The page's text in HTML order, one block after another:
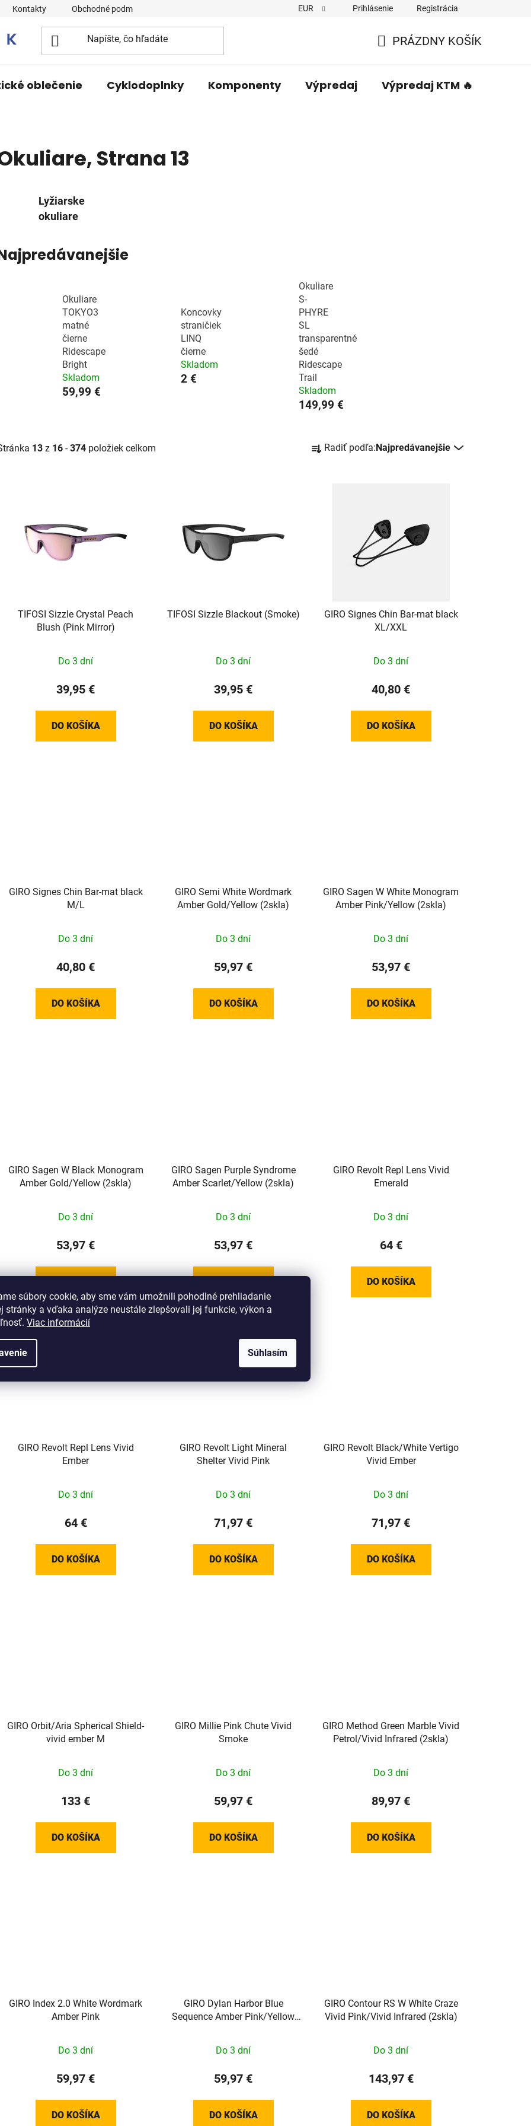
súbory cookie, aby sme vám umožnili pohodlné prehliadanie
stránky a vďaka analýze neustále zlepšovali jej funkcie, výkon a
Viac informácií
Súhlasím
Kontakty Obchodné podmienky EUR Prihlásenie Registrácia
KOŠÍK
PRÁZDNY KOŠÍK
oblečenie Cyklodoplnky Komponenty Výpredaj Výpredaj KTM 🔥
, Strana 13
Lyžiarske
okuliare
Okuliare
TOKYO3
matné
čierne
Ridescape
Bright
Skladom
59,99 €
Koncovky
straničiek
LINQ
čierne
Skladom
2 €
Okuliare
S-
PHYRE
SL
transparentné
šedé
Ridescape
Trail
Skladom
149,99 €
13 z 16 -374 položiek celkom a Radiť podľa: Najpredávanejšie
TIFOSI Sizzle Crystal Peach
Blush (Pink Mirror)
Do 3 dní
39,95 €
DO KOŠÍKA
TIFOSI Sizzle Blackout (Smoke)
Do 3 dní
39,95 €
DO KOŠÍKA
GIRO Signes Chin Bar-mat black
XL/XXL
Do 3 dní
40,80 €
DO KOŠÍKA
GIRO Signes Chin Bar-mat black
M/L
Do 3 dní
40,80 €
DO KOŠÍKA
GIRO Semi White Wordmark
Amber Gold/Yellow (2skla)
Do 3 dní
59,97 €
DO KOŠÍKA
GIRO Sagen W White Monogram
Amber Pink/Yellow (2skla)
Do 3 dní
53,97 €
DO KOŠÍKA
GIRO Sagen W Black Monogram
Amber Gold/Yellow (2skla)
Do 3 dní
53,97 €
GIRO Sagen Purple Syndrome
Amber Scarlet/Yellow (2skla)
Do 3 dní
53,97 €
GIRO Revolt Repl Lens Vivid
Emerald
Do 3 dní
64 €
DO KOŠÍKA
GIRO Revolt Repl Lens Vivid
Ember
Do 3 dní
64 €
DO KOŠÍKA
GIRO Revolt Light Mineral
Shelter Vivid Pink
Do 3 dní
71,97 €
DO KOŠÍKA
GIRO Revolt Black/White Vertigo
Vivid Ember
Do 3 dní
71,97 €
DO KOŠÍKA
GIRO Orbit/Aria Spherical Shield-
vivid ember M
Do 3 dní
133 €
DO KOŠÍKA
GIRO Millie Pink Chute Vivid
Smoke
Do 3 dní
59,97 €
DO KOŠÍKA
GIRO Method Green Marble Vivid
Petrol/Vivid Infrared (2skla)
Do 3 dní
89,97 €
DO KOŠÍKA
GIRO Index 2.0 White Wordmark
Amber Pink
Do 3 dní
59,97 €
DO KOŠÍKA
GIRO Dylan Harbor Blue
Sequence Amber Pink/Yellow
Do 3 dní
59,97 €
DO KOŠÍKA
GIRO Contour RS W White Craze
Vivid Pink/Vivid Infrared (2skla)
Do 3 dní
143,97 €
DO KOŠÍKA